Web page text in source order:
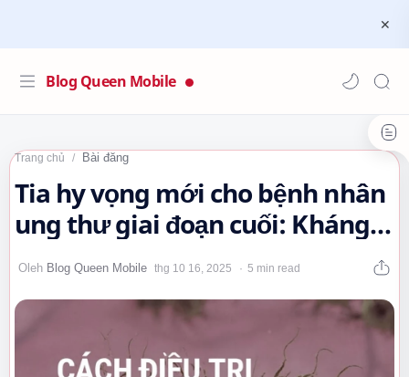
Blog Queen Mobile
Trang chủ Bài đăng
Tia hy vọng mới cho bệnh nhân
ung thư giai đoạn cuối: Kháng
thể đột phá tiêu diệt khối u…
5 min read